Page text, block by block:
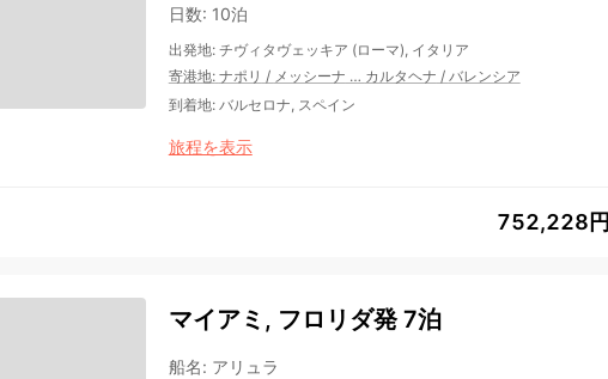
日数: 10泊
出発地: チヴィタヴェッキア (ローマ), イタリア
寄港地: ナポリ / メッシーナ … カルタヘナ / バレンシア
到着地: バルセロナ, スペイン
旅程を表示
752,228円
マイアミ, フロリダ発 7泊
船名: アリュラ